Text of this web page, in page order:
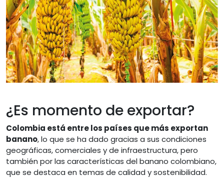
¿Es momento de exportar?
Colombia está entre los países que más exportan
banano, lo que se ha dado gracias a sus condiciones
geográficas, comerciales y de infraestructura, pero
también por las características del banano colombiano,
que se destaca en temas de calidad y sostenibilidad.